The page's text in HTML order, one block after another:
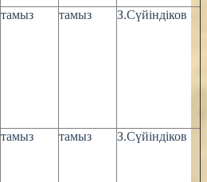
тамыз тамыз З.Сүйіндіков
тамыз тамыз З.Сүйіндіков